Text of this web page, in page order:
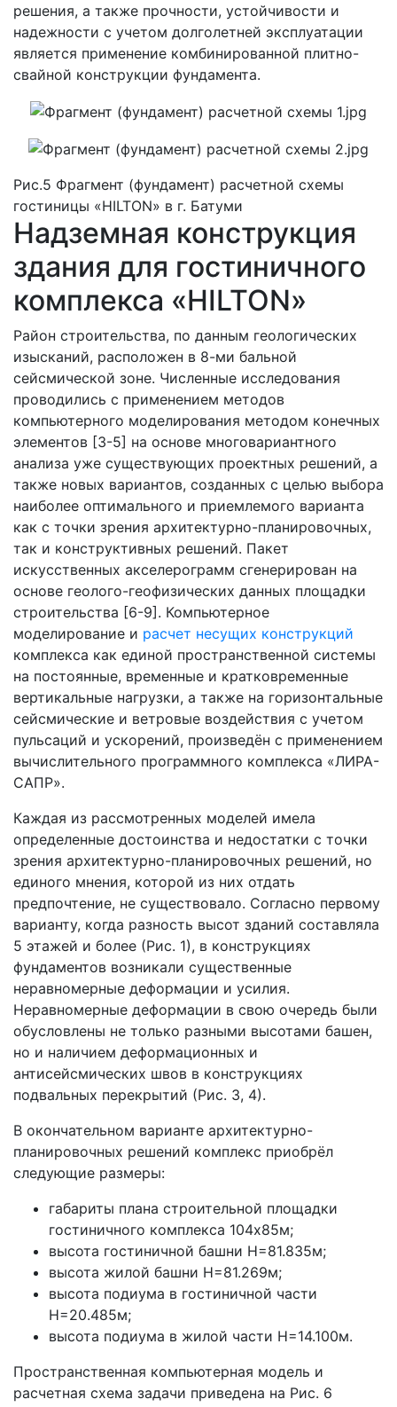
решения, а также прочности, устойчивости и
надежности с учетом долголетней эксплуатации
является применение комбинированной плитно-
свайной конструкции фундамента.
Рис.5 Фрагмент (фундамент) расчетной схемы
гостиницы «HILTON» в г. Батуми
Надземная конструкция
здания для гостиничного
комплекса «HILTON»
Район строительства, по данным геологических
изысканий, расположен в 8-ми бальной
сейсмической зоне. Численные исследования
проводились с применением методов
компьютерного моделирования методом конечных
элементов [3-5] на основе многовариантного
анализа уже существующих проектных решений, а
также новых вариантов, созданных с целью выбора
наиболее оптимального и приемлемого варианта
как с точки зрения архитектурно-планировочных,
так и конструктивных решений. Пакет
искусственных акселерограмм сгенерирован на
основе геолого-геофизических данных площадки
строительства [6-9]. Компьютерное
моделирование и расчет несущих конструкций
комплекса как единой пространственной системы
на постоянные, временные и кратковременные
вертикальные нагрузки, а также на горизонтальные
сейсмические и ветровые воздействия с учетом
пульсаций и ускорений, произведён с применением
вычислительного программного комплекса «ЛИРА-
САПР».
Каждая из рассмотренных моделей имела
определенные достоинства и недостатки с точки
зрения архитектурно-планировочных решений, но
единого мнения, которой из них отдать
предпочтение, не существовало. Согласно первому
варианту, когда разность высот зданий составляла
5 этажей и более (Рис. 1), в конструкциях
фундаментов возникали существенные
неравномерные деформации и усилия.
Неравномерные деформации в свою очередь были
обусловлены не только разными высотами башен,
но и наличием деформационных и
антисейсмических швов в конструкциях
подвальных перекрытий (Рис. 3, 4).
В окончательном варианте архитектурно-
планировочных решений комплекс приобрёл
следующие размеры:
габариты плана строительной площадки
гостиничного комплекса 104х85м;
высота гостиничной башни H=81.835м;
высота жилой башни H=81.269м;
высота подиума в гостиничной части
H=20.485м;
высота подиума в жилой части H=14.100м.
Пространственная компьютерная модель и
расчетная схема задачи приведена на Рис. 6